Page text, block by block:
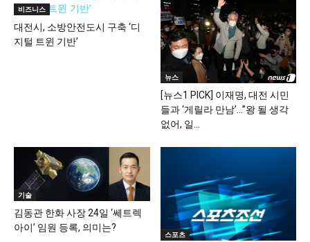
비즈니스
대전시, 소방안전도시 구축 ‘디
지털 트윈 기반’
뉴스
[뉴스1 PICK] 이재명, 대전 시민
들과 ‘게릴라 만남’…”왕 될 생각
없어, 일...
기술
김동관 한화 사장 24일 ‘쎄트렉
아이’ 임원 등록, 의미는?
스포츠